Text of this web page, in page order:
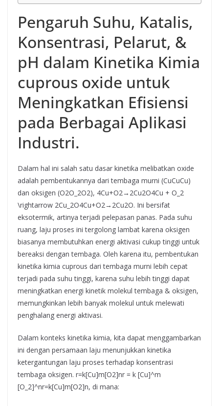
Pengaruh Suhu, Katalis,
Konsentrasi, Pelarut, &
pH dalam Kinetika Kimia
cuprous oxide untuk
Meningkatkan Efisiensi
pada Berbagai Aplikasi
Industri.
Dalam hal ini salah satu dasar kinetika melibatkan oxide
adalah pembentukannya dari tembaga murni (CuCuCu)
dan oksigen (O2O_2O2​), 4Cu+O2→2Cu2O4Cu + O_2
\rightarrow 2Cu_2O4Cu+O2​→2Cu2​O. Ini bersifat
eksotermik, artinya terjadi pelepasan panas. Pada suhu
ruang, laju proses ini tergolong lambat karena oksigen
biasanya membutuhkan energi aktivasi cukup tinggi untuk
bereaksi dengan tembaga. Oleh karena itu, pembentukan
kinetika kimia cuprous dari tembaga murni lebih cepat
terjadi pada suhu tinggi, karena suhu lebih tinggi dapat
meningkatkan energi kinetik molekul tembaga & oksigen,
memungkinkan lebih banyak molekul untuk melewati
penghalang energi aktivasi.
Dalam konteks kinetika kimia, kita dapat menggambarkan
ini dengan persamaan laju menunjukkan kinetika
ketergantungan laju proses terhadap konsentrasi
tembaga oksigen. r=k[Cu]m[O2]nr = k [Cu]^m
[O_2]^nr=k[Cu]m[O2​]n, di mana: